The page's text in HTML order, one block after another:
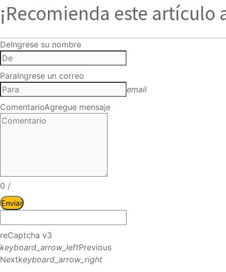
¡Recomienda este artículo
DeIngrese su nombre
ParaIngrese un correo
email
ComentarioAgregue mensaje
0 /
Enviar
reCaptcha v3
keyboard_arrow_leftPrevious
Nextkeyboard_arrow_right